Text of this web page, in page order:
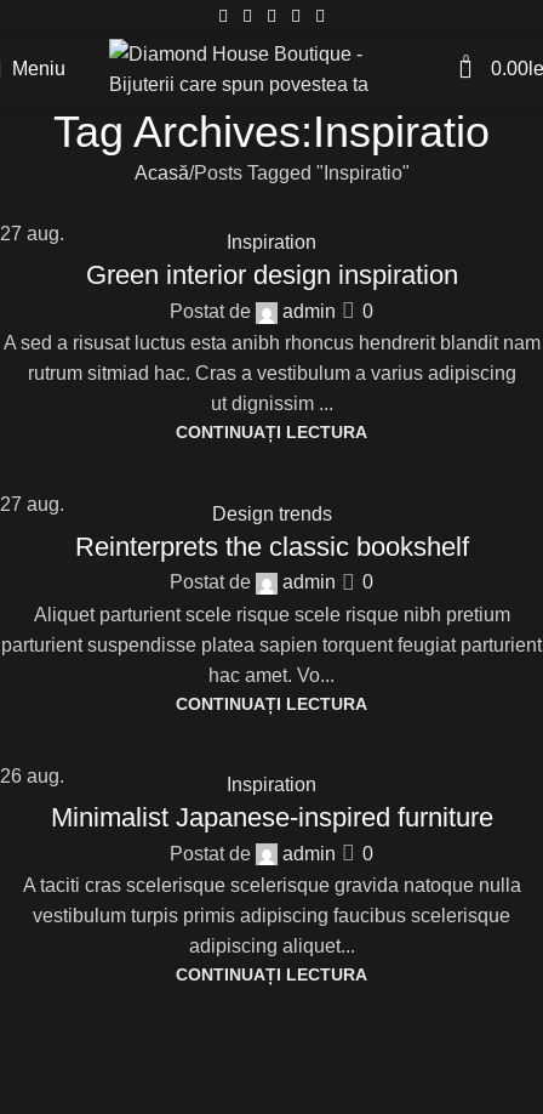
Meniu 0 0.00
Tag Archives:Inspiratio
Acasă Posts Tagged "Inspiratio"
27 aug. Inspiration
Green interior design inspiration
Postat de admin
0
A sed a risusat luctus esta anibh rhoncus hendrerit blandit nam
rutrum sitmiad hac. Cras a vestibulum a varius adipiscing
ut dignissim ...
CONTINUAȚI LECTURA
27 aug. Design trends
Reinterprets the classic bookshelf
Postat de admin
0
Aliquet parturient scele risque scele risque nibh pretium
parturient suspendisse platea sapien torquent feugiat parturient
hac amet. Vo...
CONTINUAȚI LECTURA
26 aug. Inspiration
Minimalist Japanese-inspired furniture
Postat de admin
0
A taciti cras scelerisque scelerisque gravida natoque nulla
vestibulum turpis primis adipiscing faucibus scelerisque
adipiscing aliquet...
CONTINUAȚI LECTURA